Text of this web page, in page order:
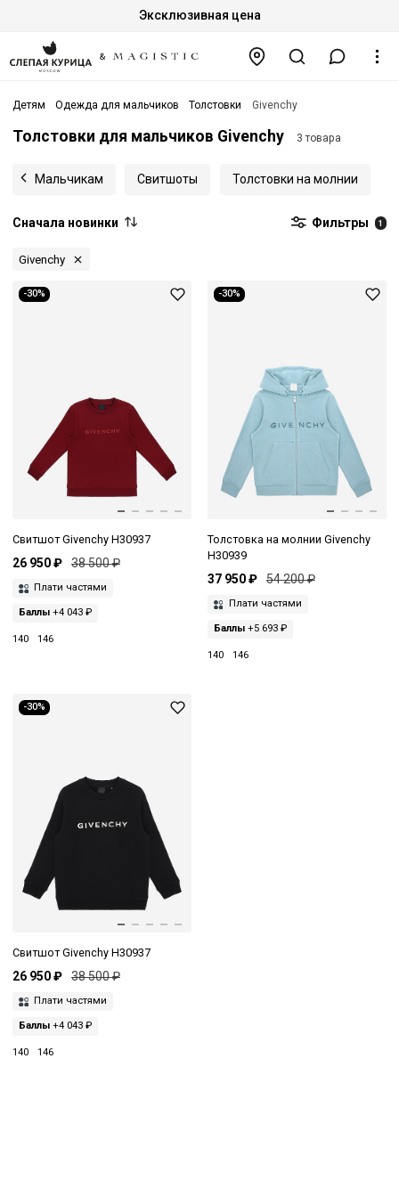
Эксклюзивная цена
Детям Одежда для мальчиков Толстовки Givenchy
Толстовки для мальчиков Givenchy 3 товара
Мальчикам Свитшоты Толстовки на молнии
Сначала новинки Фильтры 1
Givenchy
-30%
Свитшот Givenchy H30937
26 950 ₽ 38 500 ₽
Плати частями
Баллы +4 043 ₽
140 146
-30%
Толстовка на молнии Givenchy
H30939
37 950 ₽ 54 200 ₽
Плати частями
Баллы+5 693 ₽
140 146
-30%
Свитшот Givenchy H30937
26 950 ₽ 38 500 ₽
Плати частями
Баллы +4 043 ₽
140 146